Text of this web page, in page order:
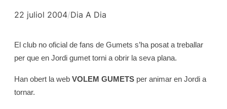
22 juliol 2004/Dia A Dia
El club no oficial de fans de Gumets s’ha posat a treballar
per que en Jordi gumet torni a obrir la seva plana.
Han obert la web  VOLEM GUMETS per animar en Jordi a
tornar.